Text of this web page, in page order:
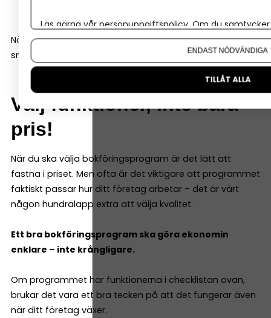
När frågor uppstår är det skönt att kunna få hjälp
snabbt.
Välj funktioner, inte bara
pris!
När du ska välja bokföringsprogram är det lätt att
fastna i priset. Men ofta är det viktigare att programmet
faktiskt passar hur ditt företag arbetar – det är värt
någon hundralapp extra att välja kvalitet.
Ett bra bokföringsprogram ska göra ekonomin
enklare – inte krångligare.
Om programmet har funktionerna i checklistan ovan,
brukar det vara ett bra tecken på att det fungerar även
när ditt företag växer.
Läs gärna vår personuppgiftspolicy. Om du
Om du vill ändra ditt val i efterhand hittar du den
ENDAST NÖDVÄNDIGA
TILLÅT ALLA